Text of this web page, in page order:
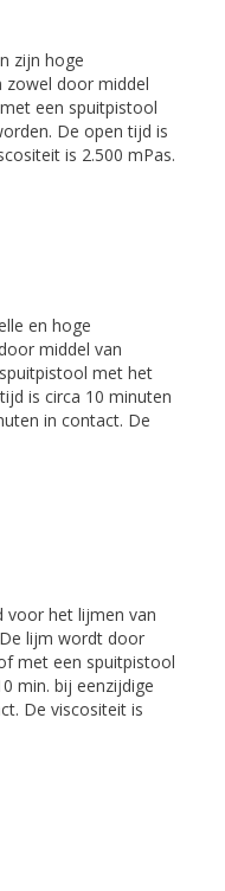
zijn hoge
zowel door middel
een spuitpistool
De open tijd is
is 2.500 mPas.
en hoge
middel van
met het
is circa 10 minuten
in contact. De
voor het lijmen van
lijm wordt door
met een spuitpistool
min. bij eenzijdige
De viscositeit is